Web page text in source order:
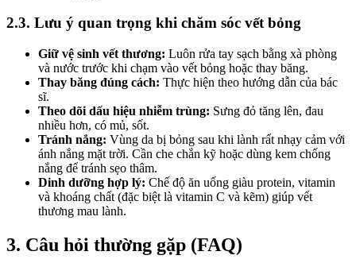
2.3. Lưu ý quan trọng khi chăm sóc vết bỏng
Giữ vệ sinh vết thương: Luôn rửa tay sạch bằng xà phòng
và nước trước khi chạm vào vết bỏng hoặc thay băng.
Thay băng đúng cách: Thực hiện theo hướng dẫn của bác
sĩ.
Theo dõi dấu hiệu nhiễm trùng: Sưng đỏ tăng lên, đau
nhiều hơn, có mủ, sốt.
Tránh nắng: Vùng da bị bỏng sau khi lành rất nhạy cảm với
ánh nắng mặt trời. Cần che chắn kỹ hoặc dùng kem chống
nắng để tránh sẹo thâm.
Dinh dưỡng hợp lý: Chế độ ăn uống giàu protein, vitamin
và khoáng chất (đặc biệt là vitamin C và kẽm) giúp vết
thương mau lành.
3. Câu hỏi thường gặp (FAQ)